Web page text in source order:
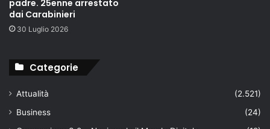
padre. 25enne arrestato
dai Carabinieri
30 Luglio 2026
Categorie
Attualità
(2.521)
Business
(24)